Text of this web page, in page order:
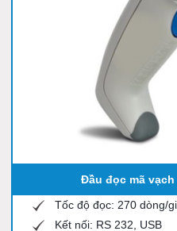
Đầu đọc mã vạch
Tốc độ đọc: 270 dòng/
Kết nối: RS 232, USB